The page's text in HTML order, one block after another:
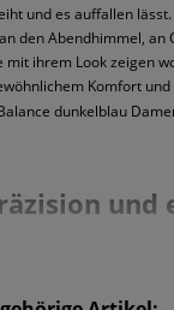
und es auffallen
den Abendhimmel,
ihrem Look zeigen
Komfort
dunkelblau
und
gehen können. Die